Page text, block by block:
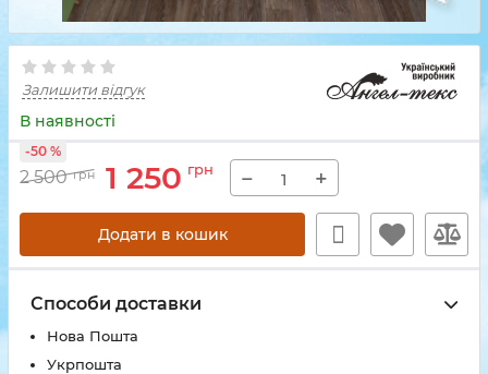
Залишити відгук
В наявності
2 500 грн 1 250 грн
-50 %
− +
Додати в кошик
Способи доставки
Нова Пошта
Укрпошта